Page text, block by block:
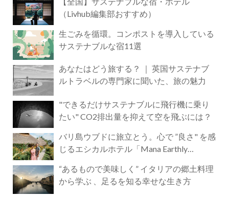
（Livhub編集部おすすめ）
生ごみを循環。コンポストを導入している
サステナブルな宿11選
あなたはどう旅する？ ｜ 英国サステナブ
ルトラベルの専門家に聞いた、旅の魅力
"できるだけサステナブルに飛行機に乗り
たい" CO2排出量を抑えて空を飛ぶには？
バリ島ウブドに旅立とう。心で ”良さ" を感
じるエシカルホテル「Mana Earthly
“あるもので美味しく” イタリアの郷土料理
から学ぶ 、足るを知る幸せな生き方